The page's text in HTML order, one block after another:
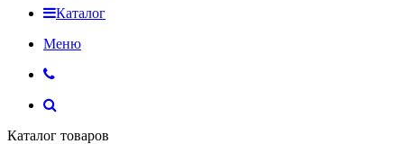
Каталог
Меню
Каталог товаров